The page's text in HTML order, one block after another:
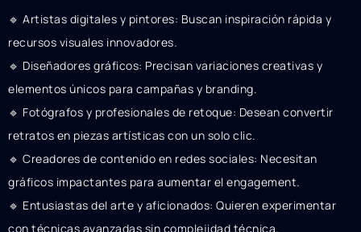
🔹 Artistas digitales y pintores: Buscan inspiración rápida y
recursos visuales innovadores.
🔹 Diseñadores gráficos: Precisan variaciones creativas y
elementos únicos para campañas y branding.
🔹 Fotógrafos y profesionales de retoque: Desean convertir
retratos en piezas artísticas con un solo clic.
🔹 Creadores de contenido en redes sociales: Necesitan
gráficos impactantes para aumentar el engagement.
🔹 Entusiastas del arte y aficionados: Quieren experimentar
con técnicas avanzadas sin complejidad técnica.